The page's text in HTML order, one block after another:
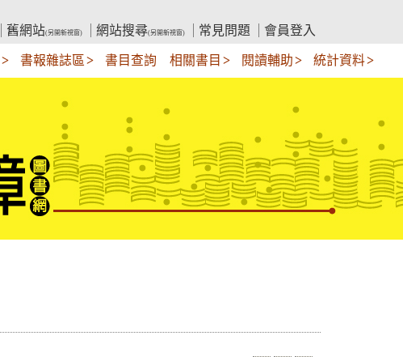
舊網站(另開新視窗) 網站搜尋(另開新視窗) 常見問題 會員登入
書報雜誌區 書目查詢 相關書目 閱讀輔助 統計資料